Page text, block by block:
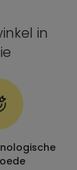
in